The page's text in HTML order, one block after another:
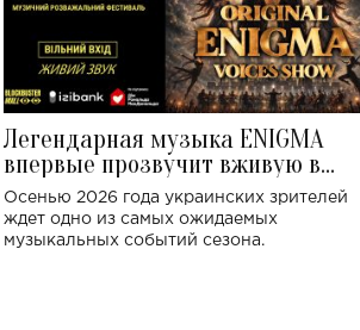
Легендарная музыка ENIGMA
впервые прозвучит вживую в
Украине: где состоится концерт
Осенью 2026 года украинских зрителей
ждет одно из самых ожидаемых
музыкальных событий сезона.